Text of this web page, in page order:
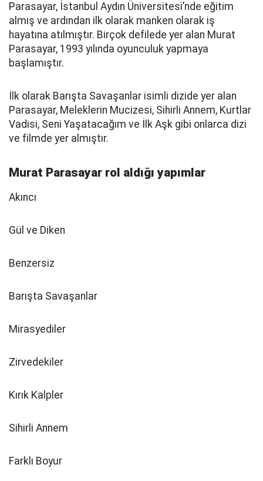
Parasayar, İstanbul Aydın Üniversitesi’nde eğitim
almış ve ardından ilk olarak manken olarak iş
hayatına atılmıştır. Birçok defilede yer alan Murat
Parasayar, 1993 yılında oyunculuk yapmaya
başlamıştır.
İlk olarak Barışta Savaşanlar isimli dizide yer alan
Parasayar, Meleklerin Mucizesi, Sihirli Annem, Kurtlar
Vadisi, Seni Yaşatacağım ve İlk Aşk gibi onlarca dizi
ve filmde yer almıştır.
Murat Parasayar rol aldığı yapımlar
Akıncı
Gül ve Diken
Benzersiz
Barışta Savaşanlar
Mirasyediler
Zirvedekiler
Kırık Kalpler
Sihirli Annem
Farklı Boyur